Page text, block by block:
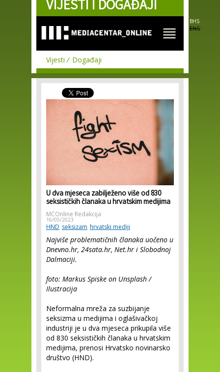
Skip to
main
VIJESTI I DOGAĐAJI
BHS
ENG
Vijesti Događaji
U dva mjeseca zabilježeno više od 830
seksističkih članaka u hrvatskim medijima
MCOnline Redakcija
16/05/2023
HND seksizam hrvatski mediji
Najviše problematičnih članaka uočeno u
Dnevno.hr, 24sata.hr, Net.hr i Slobodnoj
Dalmaciji.
foto: Markus Spiske on Unsplash /
Ilustracija
Neformalna mreža za suzbijanje
seksizma u medijima i oglašivačkoj
industriji je u dva mjeseca prikupila više
od 830 seksističkih članaka u hrvatskim
medijima, prenosi Hrvatsko novinarsko
društvo (HND).